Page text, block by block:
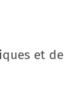
et de